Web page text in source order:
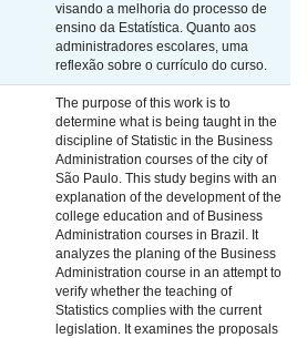
visando a melhoria do processo de
ensino da Estatística. Quanto aos
administradores escolares, uma
reflexão sobre o currículo do curso.
The purpose of this work is to
determine what is being taught in the
discipline of Statistic in the Business
Administration courses of the city of
São Paulo. This study begins with an
explanation of the development of the
college education and of Business
Administration courses in Brazil. It
analyzes the planing of the Business
Administration course in an attempt to
verify whether the teaching of
Statistics complies with the current
legislation. It examines the proposals